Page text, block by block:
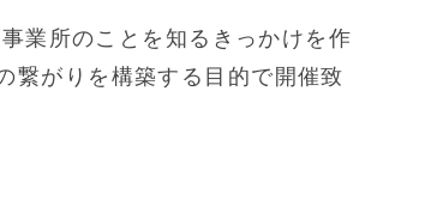
事業所のことを知るきっかけを作
繋がりを構築する目的で開催致